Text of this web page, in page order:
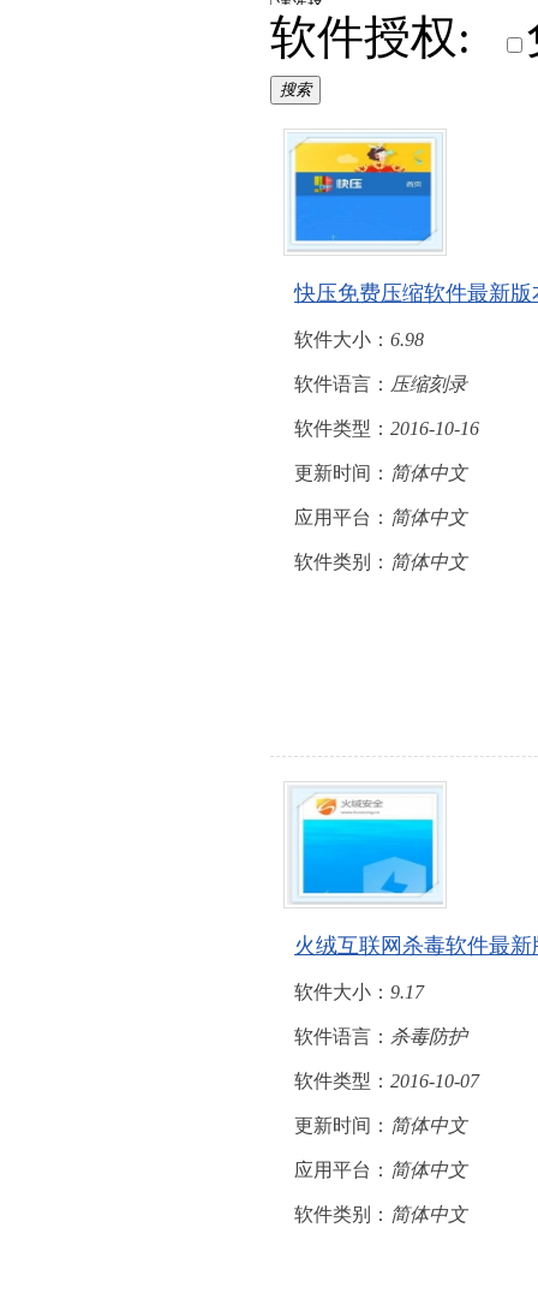
软件授权:
搜索
快压免费压缩软件最新
软件大小： 6.98
软件语言： 压缩刻录
软件类型： 2016-10-16
更新时间： 简体中文
应用平台： 简体中文
软件类别： 简体中文
火绒互联网杀毒软件最
软件大小： 9.17
软件语言： 杀毒防护
软件类型： 2016-10-07
更新时间： 简体中文
应用平台： 简体中文
软件类别： 简体中文